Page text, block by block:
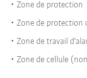
Zone de protection
Zone de protection
Zone de travail
Zone de cellule